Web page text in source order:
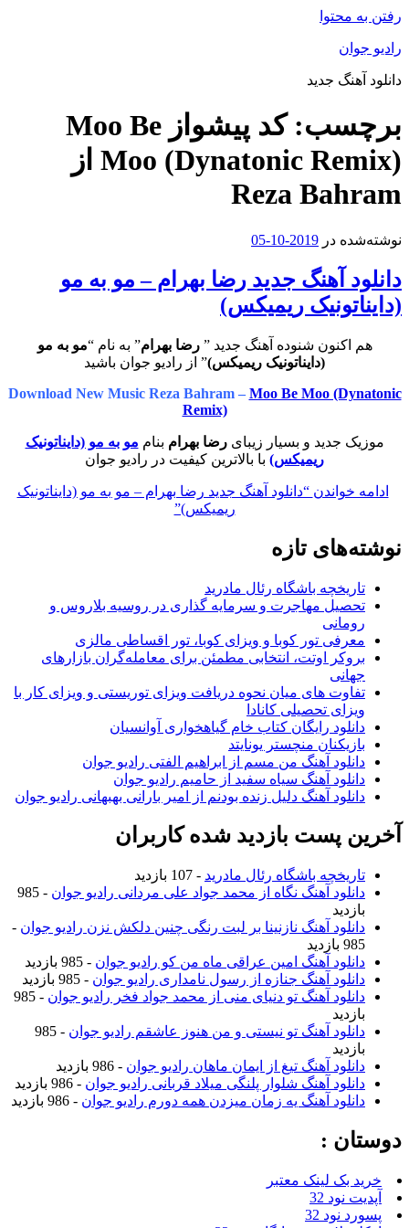
رفتن به محتوا
رادیو جوان
دانلود آهنگ جدید
برچسب:
کد پیشواز Moo Be
Moo (Dynatonic Remix) از
Reza Bahram
نوشته‌شده در 2019-10-05
دانلود آهنگ جدید رضا بهرام – مو به مو
(دایناتونیک ریمیکس)
هم اکنون شنوده آهنگ جدید ”رضا بهرام” به نام “مو به مو
(دایناتونیک ریمیکس)” از رادیو جوان باشید
Download New Music Reza Bahram – Moo Be Moo (Dynatonic
Remix)
موزیک جدید و بسیار زیبایرضا بهرام بنام مو به مو (دایناتونیک
ریمیکس) با بالاترین کیفیت در رادیو جوان
ادامه خواندن “دانلود آهنگ جدید رضا بهرام – مو به مو (دایناتونیک
ریمیکس)”
نوشته‌های تازه
تاریخچه باشگاه رئال مادرید
تحصیل مهاجرت و سرمایه گذاری در روسیه بلاروس و
رومانی
معرفی تور کوبا و ویزای کوبا، تور اقساطی مالزی
بروکر اوتت، انتخابی مطمئن برای معامله‌گران بازارهای
جهانی
تفاوت های میان نحوه دریافت ویزای توریستی و ویزای کار با
ویزای تحصیلی کانادا
دانلود رایگان کتاب خام گیاهخواری آوانسیان
بازیکنان منچستر یونایتد
دانلود آهنگ من مسم از ابراهیم الفتی رادیو جوان
دانلود آهنگ سیاه سفید از حامیم رادیو جوان
دانلود آهنگ دلیل زنده بودنم از امیر بارانی بهبهانی رادیو جوان
آخرین پست بازدید شده کاربران
تاریخچه باشگاه رئال مادرید - 107 بازدید
دانلود آهنگ نگاه از محمد جواد علی مردانی رادیو جوان
- 985
بازدید
دانلود آهنگ نازنینا بر لبت رنگی چنین دلکش نزن رادیو جوان -
985 بازدید
دانلود آهنگ امین عراقی ماه من کو رادیو جوان - 985 بازدید
دانلود آهنگ جنازه از رسول نامداری رادیو جوان - 985 بازدید
دانلود آهنگ تو دنیای منی از محمد جواد فخر رادیو جوان
- 985
بازدید
دانلود آهنگ تو نیستی و من هنوز عاشقم رادیو جوان
- 985
بازدید
دانلود آهنگ تیغ از ایمان ماهان رادیو جوان - 986 بازدید
دانلود آهنگ شلوار پلنگی میلاد قربانی رادیو جوان - 986 بازدید
دانلود آهنگ یه زمان میزدن همه دورم رادیو جوان - 986 بازدید
دوستان :
خرید بک لینک معتبر
آپدیت نود 32
پسورد نود 32